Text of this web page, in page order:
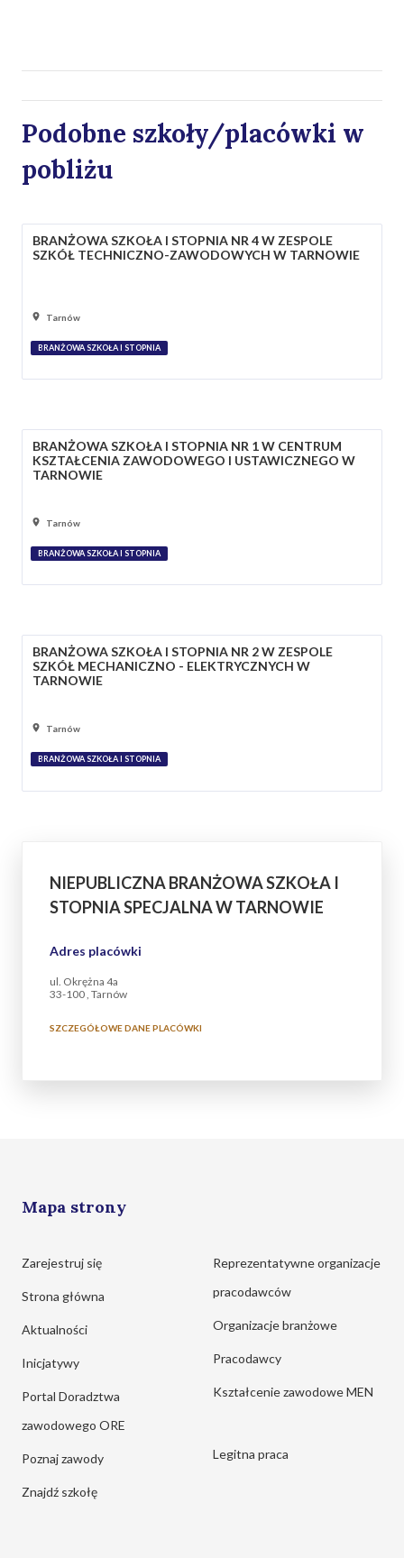
Podobne szkoły/placówki w
pobliżu
BRANŻOWA SZKOŁA I STOPNIA NR 4 W ZESPOLE
SZKÓŁ TECHNICZNO-ZAWODOWYCH W TARNOWIE
Tarnów
BRANŻOWA SZKOŁA I STOPNIA
BRANŻOWA SZKOŁA I STOPNIA NR 1 W CENTRUM
KSZTAŁCENIA ZAWODOWEGO I USTAWICZNEGO W
TARNOWIE
Tarnów
BRANŻOWA SZKOŁA I STOPNIA
BRANŻOWA SZKOŁA I STOPNIA NR 2 W ZESPOLE
SZKÓŁ MECHANICZNO - ELEKTRYCZNYCH W
TARNOWIE
Tarnów
BRANŻOWA SZKOŁA I STOPNIA
NIEPUBLICZNA BRANŻOWA SZKOŁA I
STOPNIA SPECJALNA W TARNOWIE
Adres placówki
ul. Okrężna 4a
33-100 , Tarnów
SZCZEGÓŁOWE DANE PLACÓWKI
Mapa strony
Zarejestruj się
Strona główna
Aktualności
Inicjatywy
Portal Doradztwa
zawodowego ORE
Poznaj zawody
Znajdź szkołę
Reprezentatywne organizacje
pracodawców
Organizacje branżowe
Pracodawcy
Kształcenie zawodowe MEN
Legitna praca